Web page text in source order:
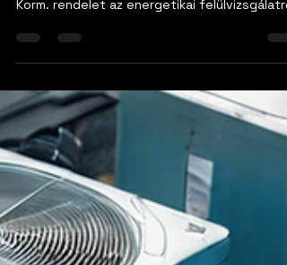
energiahatékonyságról 666/2020. (XII. 28.)
Korm. rendelet az energetikai felülvizsgálatról